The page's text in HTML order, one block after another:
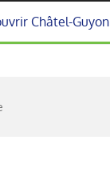
Châtel-Guyon